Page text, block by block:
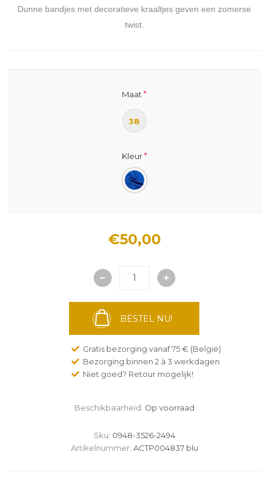
Dunne bandjes met decoratieve kraaltjes geven een zomerse
twist.
Maat *
38
Kleur*
€50,00
BESTEL NU!
Gratis bezorging vanaf 75 € (België)
Bezorging binnen 2 à 3 werkdagen
Niet goed? Retour mogelijk!
Beschikbaarheid: Op voorraad
Sku: 0948-3526-2494
Artikelnummer: ACTP004837 blu